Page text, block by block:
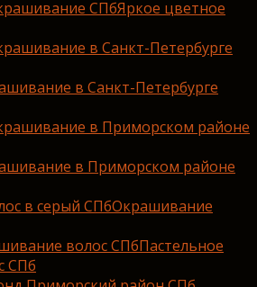
Яркое цветное
в Санкт-Петербурге
в Приморском районе
Окрашивание
Пастельное
СПб